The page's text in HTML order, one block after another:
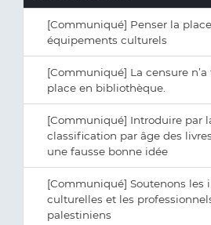
[Communiqué] Penser la
équipements culturels
[Communiqué] La censure n’a
place en bibliothèque.
[Communiqué] Introduire par
classification par âge des
une fausse bonne idée
[Communiqué] Soutenons les
culturelles et les
palestiniens